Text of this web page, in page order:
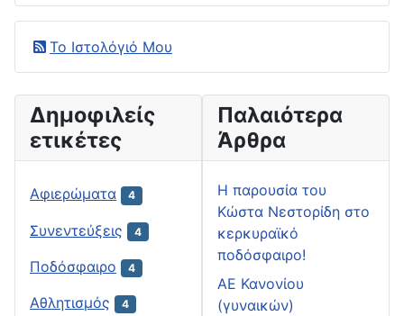
Το Ιστολόγιό Μου
Δημοφιλείς
ετικέτες
Αφιερώματα 4
Συνεντεύξεις 4
Ποδόσφαιρο 4
Αθλητισμός 4
Παλαιότερα
Άρθρα
H παρουσία του
Κώστα Νεστορίδη στο
κερκυραϊκό
ποδόσφαιρο!
ΑΕ Κανονίου
(γυναικών)